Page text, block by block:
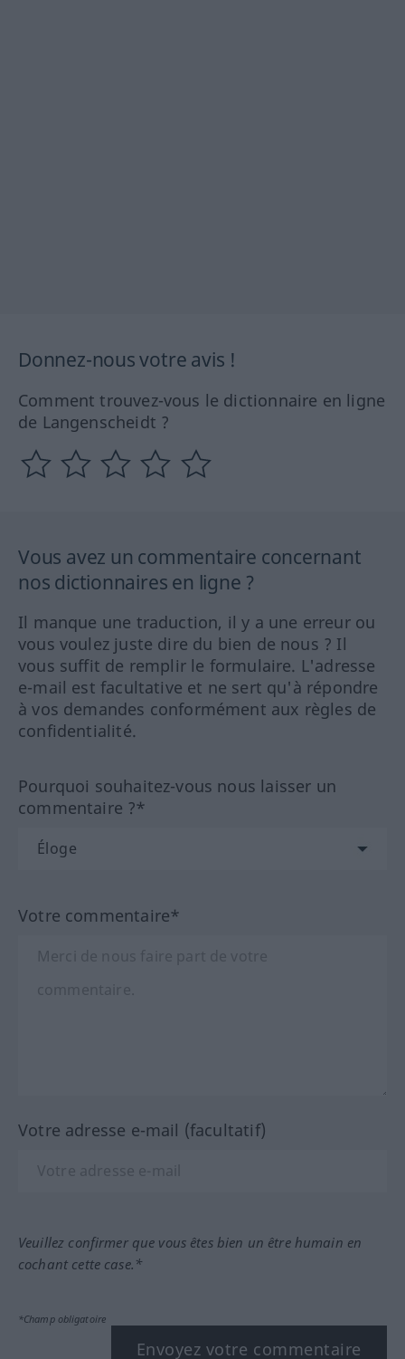
Donnez-nous votre avis !
Comment trouvez-vous le dictionnaire en ligne
de Langenscheidt ?
Vous avez un commentaire concernant
nos dictionnaires en ligne ?
Il manque une traduction, il y a une erreur ou
vous voulez juste dire du bien de nous ? Il
vous suffit de remplir le formulaire. L'adresse
e-mail est facultative et ne sert qu'à répondre
à vos demandes conformément aux règles de
confidentialité.
Pourquoi souhaitez-vous nous laisser un
commentaire ?*
Votre commentaire*
Votre adresse e-mail (facultatif)
Veuillez confirmer que vous êtes bien un être humain en
cochant cette case.*
*Champ obligatoire
Envoyez votre commentaire